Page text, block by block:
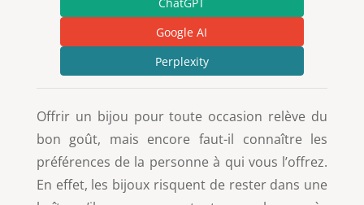
Google AI
Perplexity
Offrir un bijou pour toute occasion relève du
bon goût, mais encore faut-il connaître les
préférences de la personne à qui vous l’offrez.
En effet, les bijoux risquent de rester dans une